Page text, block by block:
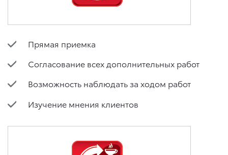
Прямая приемка
Согласование всех дополнительных работ
Возможность наблюдать за ходом работ
Изучение мнения клиентов